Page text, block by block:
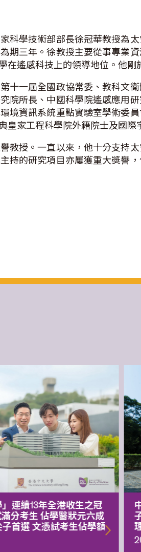
科學技術部部長徐冠華教授為
三年。徐教授主要從事專業
遙感科技上的領導地位。他剛
十一屆全國政協常委、教科文
所長、中國科學院遙感應用
境資訊系統重點實驗室學術委
家工程科學院外籍院士及國際
教授。一直以來，他十分支持
持的研究項目亦屢獲重大獎譽
連續13年全港收生之冠
分考生 佔學醫狀元六成
首選 文憑試考生佔學額